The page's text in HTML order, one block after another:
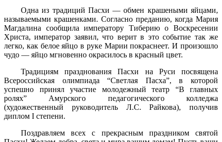
Одна из традиций Пасхи — обмен крашеными яйцами,
называемыми крашенками. Согласно преданию, когда Мария
Магдалина сообщила императору Тиберию о Воскресении
Христа, император заявил, что верит в это событие так же
легко, как белое яйцо в руке Марии покраснеет. И произошло
чудо — яйцо мгновенно окрасилось в красный цвет.
Традициям празднования Пасхи на Руси посвящена
Всероссийская олимпиада “Светлая Пасха”, в которой
успешно принял участие молодежный театр “В главных
ролях” Амурского педагогического колледжа
(художественный руководитель Л.С. Райкова), получив
диплом I степени.
Поздравляем всех с прекрасным праздником святой